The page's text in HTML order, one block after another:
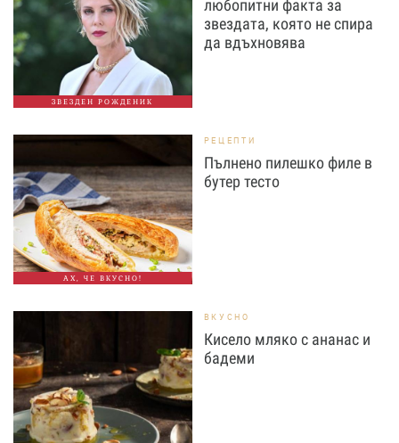
ЗВЕЗДЕН РОЖДЕНИК
любопитни факта за
звездата, която не спира
да вдъхновява
АХ, ЧЕ ВКУСНО!
РЕЦЕПТИ
Пълнено пилешко филе в
бутер тесто
ВКУСНО
Кисело мляко с ананас и
бадеми